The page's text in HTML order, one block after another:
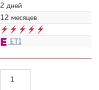
2 дней
12 месяцев
ETI